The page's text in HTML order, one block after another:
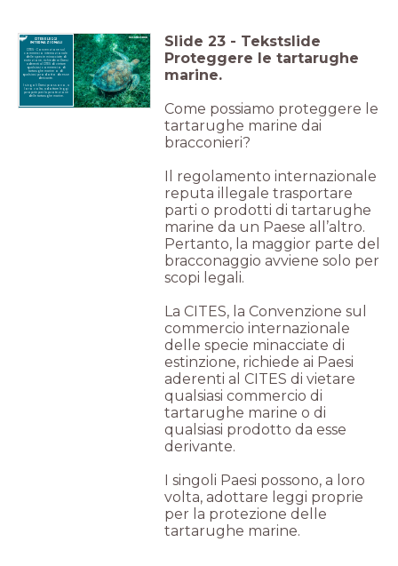
CITES E LEGGI
INTERNAZIONALI
CITES - Convenzione sul
commercio internazionale
delle specie minacciate di
estinzione, richiede ai Paesi
aderenti al CITES di vietare
qualsiasi commercio di
tartarughe marine o di
qualsiasi prodotto da esse
derivante.
I singoli Paesi possono, a
loro volta, adottare leggi
proprie per la protezione
delle tartarughe marine.
Slide 23 - Tekstslide
Proteggere le tartarughe
marine.
Come possiamo proteggere le
tartarughe marine dai
bracconieri?
Il regolamento internazionale
reputa illegale trasportare
parti o prodotti di tartarughe
marine da un Paese all’altro.
Pertanto, la maggior parte del
bracconaggio avviene solo per
scopi legali.
La CITES, la Convenzione sul
commercio internazionale
delle specie minacciate di
estinzione, richiede ai Paesi
aderenti al CITES di vietare
qualsiasi commercio di
tartarughe marine o di
qualsiasi prodotto da esse
derivante.
I singoli Paesi possono, a loro
volta, adottare leggi proprie
per la protezione delle
tartarughe marine.